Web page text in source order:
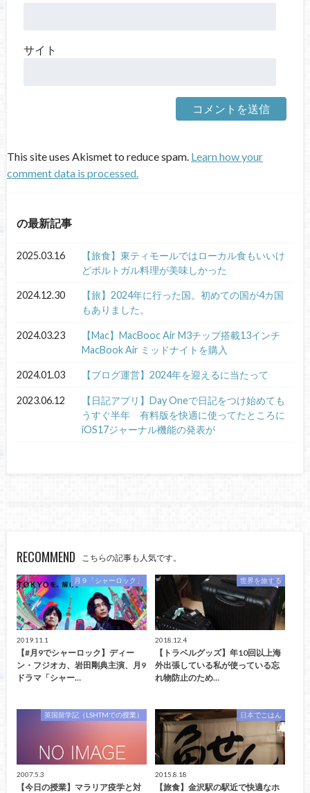
サイト
This site uses Akismet to reduce spam. Learn how your
comment data is processed.
の最新記事
2025.03.16
【旅食】東ティモールではローカル食もいいけ
どポルトガル料理が美味しかった
2024.12.30
【旅】2024年に行った国。初めての国が4カ国
もありました。
2024.03.23
【Mac】MacBooc Air M3チップ搭載13インチ
MacBook Air ミッドナイトを購入
2024.01.03 【ブログ運営】2024年を迎えるに当たって
2023.06.12
【日記アプリ】Day Oneで日記をつけ始めても
うすぐ半年 有料版を快適に使ってたところに
iOS17ジャーナル機能の発表が
RECOMMEND こちらの記事も人気です。
月９「シャーロック」
2019.11.1
【#月9でシャーロック】ディー
ン・フジオカ、岩田剛典主演、月9
ドラマ「シャー…
世界を旅する
2018.12.4
【トラベルグッズ】年10回以上海
外出張している私が使っている忘
れ物防止のため…
英国留学記（LSHTMでの授業）
2007.5.3
【今日の授業】マラリア疫学と対
日本でごはん
2015.8.18
【旅食】金沢駅の駅近で快適なホ